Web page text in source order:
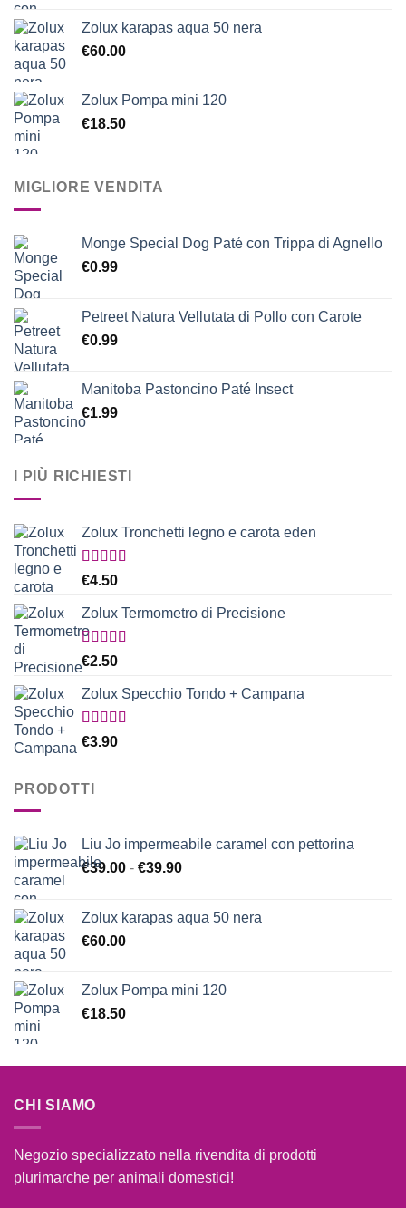
da
€39.90
Zolux karapas aqua 50 nera
€60.00
Zolux Pompa mini 120
€18.50
MIGLIORE VENDITA
Monge Special Dog Paté con Trippa di Agnello
€0.99
Petreet Natura Vellutata di Pollo con Carote
€0.99
Manitoba Pastoncino Paté Insect
€1.99
I PIÙ RICHIESTI
Zolux Tronchetti legno e carota eden
Valutato
€4.50
Zolux Termometro di Precisione
Valutato
5.00
€2.50
Zolux Specchio Tondo + Campana
Valutato
€3.90
PRODOTTI
Liu Jo impermeabile caramel con pettorina
€39.00 - €39.90Fascia
da
€39.90
Zolux karapas aqua 50 nera
€60.00
Zolux Pompa mini 120
€18.50
CHI SIAMO
Negozio specializzato nella rivendita di prodotti
plurimarche per animali domestici!